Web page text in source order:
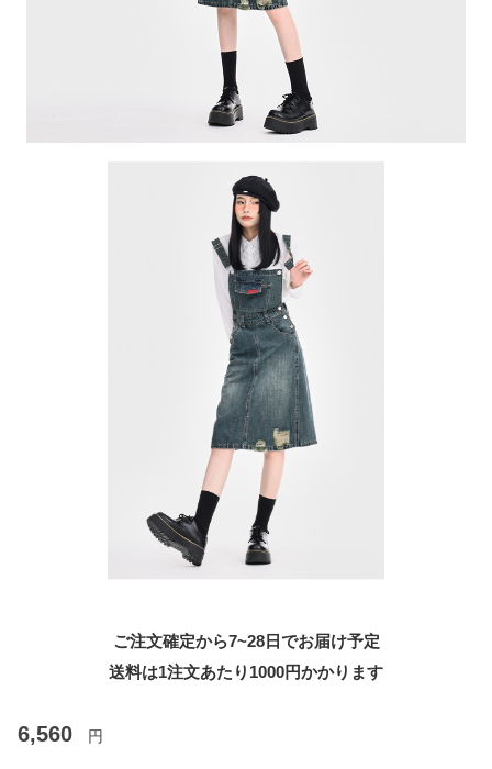
ご注文確定から7~28日でお届け予定
送料は1注文あたり 1000円かかります
6,560 円